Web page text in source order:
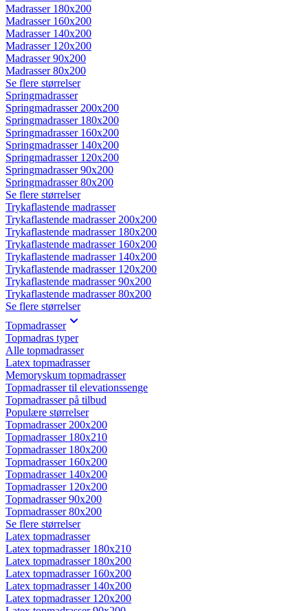
Madrasser 180x200
Madrasser 160x200
Madrasser 140x200
Madrasser 120x200
Madrasser 90x200
Madrasser 80x200
Se flere størrelser
Springmadrasser
Springmadrasser 200x200
Springmadrasser 180x200
Springmadrasser 160x200
Springmadrasser 140x200
Springmadrasser 120x200
Springmadrasser 90x200
Springmadrasser 80x200
Se flere størrelser
Trykaflastende madrasser
Trykaflastende madrasser 200x200
Trykaflastende madrasser 180x200
Trykaflastende madrasser 160x200
Trykaflastende madrasser 140x200
Trykaflastende madrasser 120x200
Trykaflastende madrasser 90x200
Trykaflastende madrasser 80x200
Se flere størrelser
Topmadrasser
Topmadras typer
Alle topmadrasser
Latex topmadrasser
Memoryskum topmadrasser
Topmadrasser til elevationssenge
Topmadrasser på tilbud
Populære størrelser
Topmadrasser 200x200
Topmadrasser 180x210
Topmadrasser 180x200
Topmadrasser 160x200
Topmadrasser 140x200
Topmadrasser 120x200
Topmadrasser 90x200
Topmadrasser 80x200
Se flere størrelser
Latex topmadrasser
Latex topmadrasser 180x210
Latex topmadrasser 180x200
Latex topmadrasser 160x200
Latex topmadrasser 140x200
Latex topmadrasser 120x200